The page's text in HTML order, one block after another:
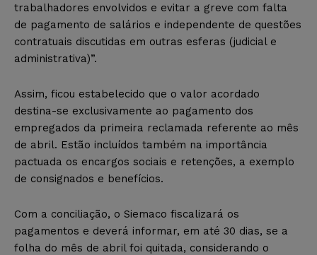
trabalhadores envolvidos e evitar a greve com falta
de pagamento de salários e independente de questões
contratuais discutidas em outras esferas (judicial e
administrativa)”.
Assim, ficou estabelecido que o valor acordado
destina-se exclusivamente ao pagamento dos
empregados da primeira reclamada referente ao mês
de abril. Estão incluídos também na importância
pactuada os encargos sociais e retenções, a exemplo
de consignados e benefícios.
Com a conciliação, o Siemaco fiscalizará os
pagamentos e deverá informar, em até 30 dias, se a
folha do mês de abril foi quitada, considerando o